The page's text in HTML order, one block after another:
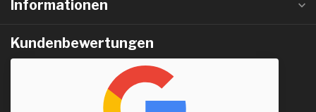
Informationen
Kundenbewertungen